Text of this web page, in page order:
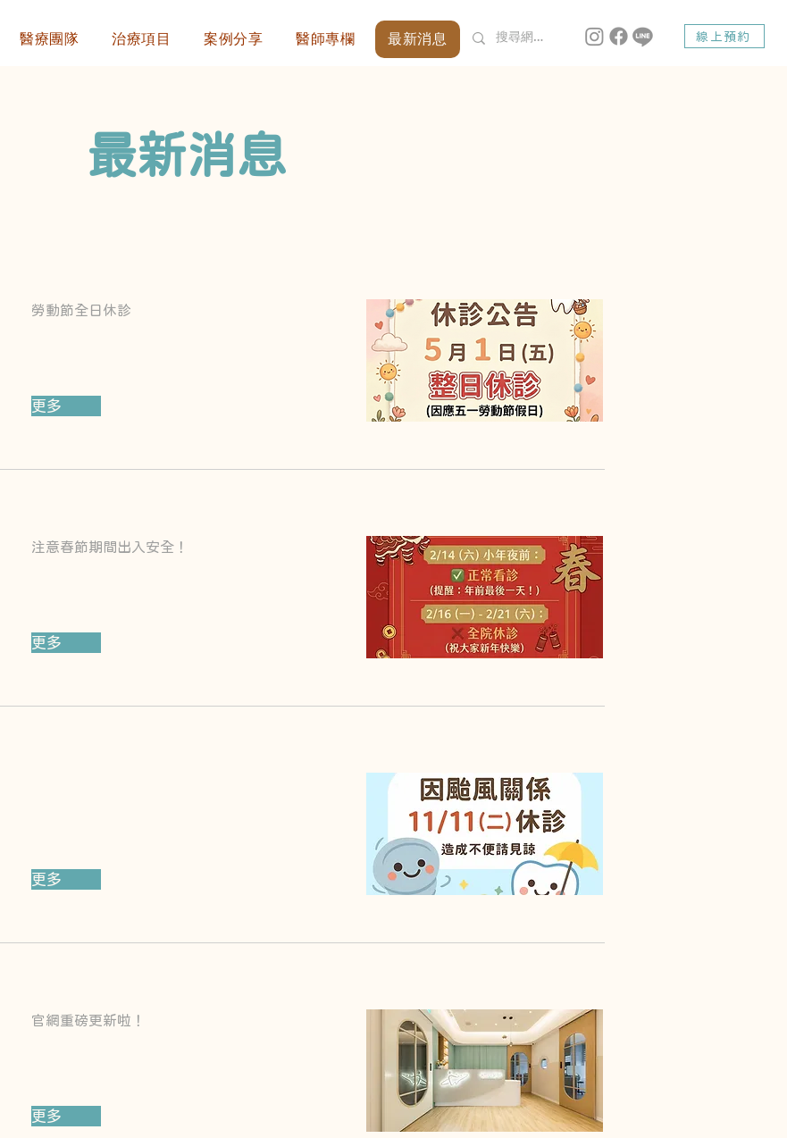
Kidsmile Dent
線上預約
醫療團隊 治療項目 案例分享 醫師專欄 最新消息
​最新消息
勞動節全日休診
更多
注意春節期間出入安全！
更多
更多
官網重磅更新啦！
更多